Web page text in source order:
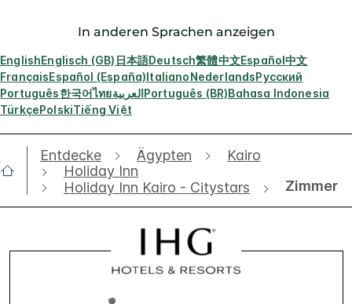
In anderen Sprachen anzeigen
EnglishEnglisch (GB) 日本語Deutsch繁體中文Español中文
FrançaisEspañol (España)ItalianoNederlandsРусский
Português한국어ไทยالعربيةPortuguês (BR)Bahasa Indonesia
TürkçePolskiTiếng Việt
Entdecke Ägypten
Kairo
Holiday Inn
Holiday Inn Kairo - Citystars
Zimmer